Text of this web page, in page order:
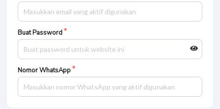
Buat Password
Nomor WhatsApp